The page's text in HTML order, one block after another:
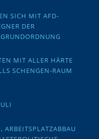
SICH MIT AFD-
DER
MIT ALLER HÄRTE
SCHENGEN-RAUM
ARBEITSPLATZABBAU